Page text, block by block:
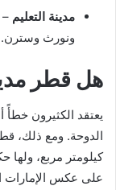
مدينة التعليم –
ونورث وسترن.
هل قطر
يعتقد الكثيرون
كيلومتر مربع، ولها
على عكس الإمارات